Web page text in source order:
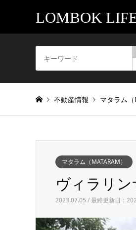
LOMBOK
不動産情報 マタラム（
マタラム（MATARAM）
ヴィラリン
2023.07.05 / 最終更新日：